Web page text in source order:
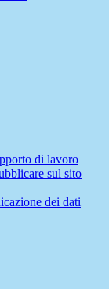
di lavoro
sul sito
dei dati